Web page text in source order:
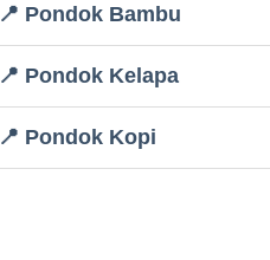
📍 Pondok Bambu
📍 Pondok Kelapa
📍 Pondok Kopi